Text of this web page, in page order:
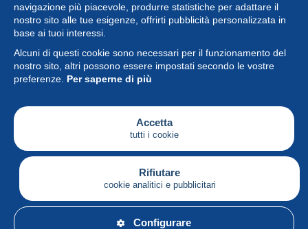
navigazione più piacevole, produrre statistiche per adattare il
nostro sito alle tue esigenze, offrirti pubblicità personalizzata in
base ai tuoi interessi.
Alcuni di questi cookie sono necessari per il funzionamento del
nostro sito, altri possono essere impostati secondo le vostre
preferenze. Per saperne di più
Accetta
tutti i cookie
Rifiutare
cookie analitici e pubblicitari
Configurare
Collezione
Novità
Funzione
Società
Servizi
Sta scrivendo
Italiano